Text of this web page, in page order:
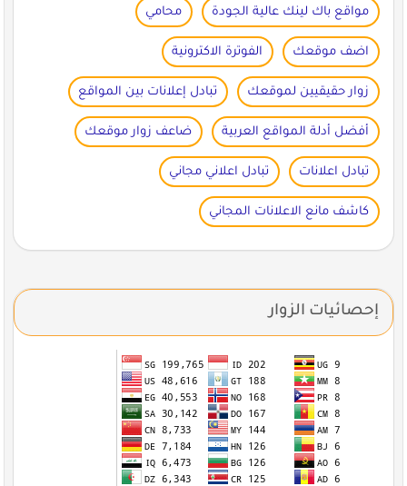
مواقع باك لينك عالية الجودة محامي
اضف موقعك الفوترة الاكترونية
زوار حقيقيين لموقعك تبادل إعلانات بين المواقع
أفضل أدلة المواقع العربية ضاعف زوار موقعك
تبادل اعلانات تبادل اعلاني مجاني
كاشف مانع الاعلانات المجاني
إحصائيات الزوار